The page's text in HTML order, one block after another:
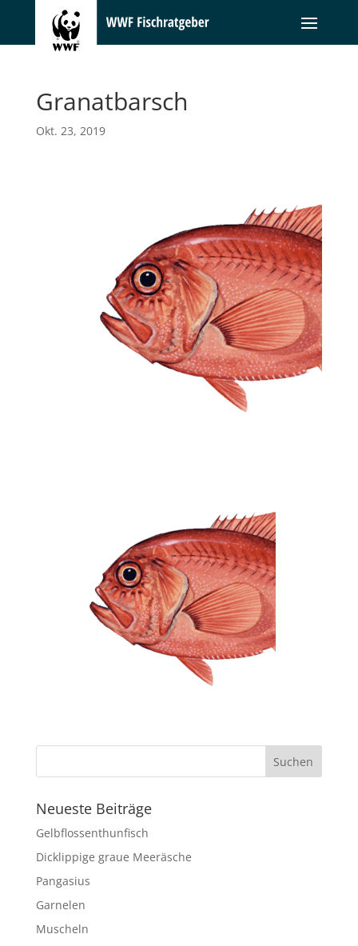
Granatbarsch
Okt. 23, 2019
Neueste Beiträge
Gelbflossenthunfisch
Dicklippige graue Meeräsche
Pangasius
Garnelen
Muscheln